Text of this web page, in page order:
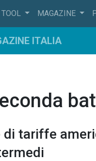
TOOL MAGAZINE
ITALIA
tariffe